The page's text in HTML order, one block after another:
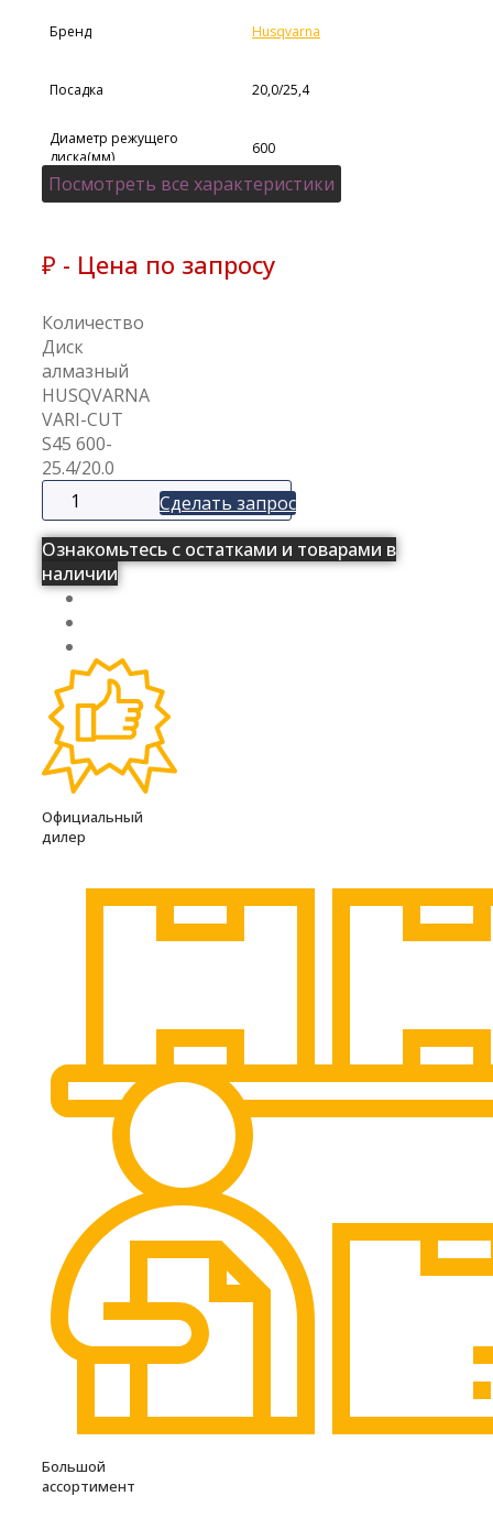
Бренд Husqvarna
Посадка 20,0/25,4
Диаметр режущего
диска(мм)
600
Материал Бетон
Посмотреть все характеристики
₽ - Цена по запросу
Количество
Диск
алмазный
HUSQVARNA
VARI-CUT
S45 600-
25.4/20.0
Сделать запрос
Ознакомьтесь с остатками и товарами в
наличии
Официальный
дилер
Большой
ассортимент